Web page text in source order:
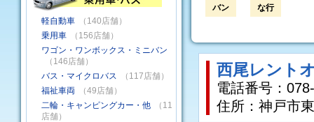
バン
な行
軽自動車
（140店舗）
乗用車
（156店舗）
ワゴン・ワンボックス・ミニバン
（146店舗）
バス・マイクロバス
（117店舗）
福祉車両
（49店舗）
二輪・キャンピングカー・他
（11
店舗）
西尾レント
電話番号：
住所：神戸市